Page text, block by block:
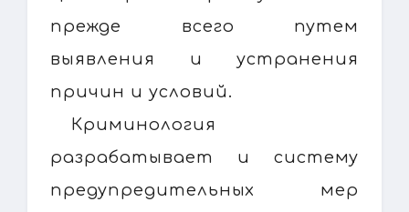
прежде всего путем
выявления и устранения
причин и условий.
Криминология
разрабатывает и систему
предупредительных мер